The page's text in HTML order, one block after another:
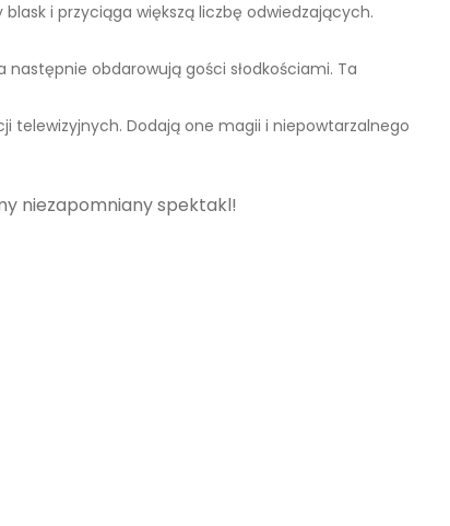
i przyciąga większą liczbę odwiedzających.
następnie obdarowują gości słodkościami. Ta
telewizyjnych. Dodają one magii i niepowtarzalnego
niezapomniany spektakl!